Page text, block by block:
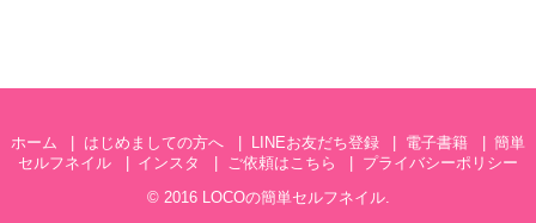
ホーム はじめましての方へ LINEお友だち登録 電子書籍
簡単
セルフネイル
インスタ ご依頼はこちら
プライバシーポリシー
© 2016 LOCOの簡単セルフネイル.